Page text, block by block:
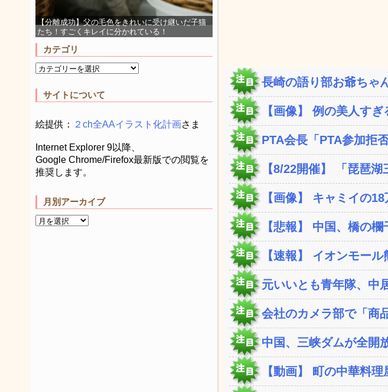
【分離成功】父の毛色をきれいに受け継いだ子猫
たち！すごくキレイに分かれている！
カテゴリ
サイトについて
絵提供： ２ch全AAイラスト化計画さま
Internet Explorer 9以降、
Google Chrome/Firefox最新版での閲覧を
推奨します。
月別アーカイブ
長崎の語り部お爺ちゃ
【画像】 例の美人す
PTA会長「PTA参加拒
【8/22開催】 「琵琶
【画像】 キャミイの
【悲報】 中国、橋の
【速報】 イオンモー
元いいとも青年隊、中
会社のカメラ部で「商
中国、三峡ダムが全開
【動画】 町の中華料